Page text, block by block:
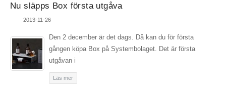
Nu släpps Box första utgåva
2013-11-26
Den 2 december är det dags. Då kan du för första
gången köpa Box på Systembolaget. Det är första
utgåvan i
Läs mer